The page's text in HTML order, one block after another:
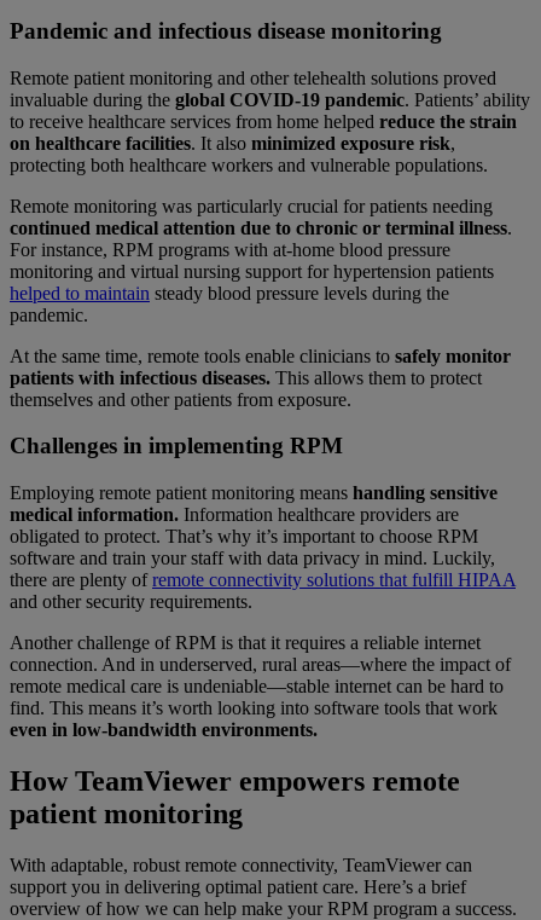
Pandemic and infectious disease monitoring
Remote patient monitoring and other telehealth solutions proved
invaluable during the global COVID-19 pandemic. Patients’ ability
to receive healthcare services from home helped reduce the strain
on healthcare facilities. It also minimized exposure risk,
protecting both healthcare workers and vulnerable populations.
Remote monitoring was particularly crucial for patients needing
continued medical attention due to chronic or terminal illness.
For instance, RPM programs with at-home blood pressure
monitoring and virtual nursing support for hypertension patients
helped to maintain steady blood pressure levels during the
pandemic.
At the same time, remote tools enable clinicians to safely monitor
patients with infectious diseases. This allows them to protect
themselves and other patients from exposure.
Challenges in implementing RPM
Employing remote patient monitoring means handling sensitive
medical information. Information healthcare providers are
obligated to protect. That’s why it’s important to choose RPM
software and train your staff with data privacy in mind. Luckily,
there are plenty ofremote connectivity solutions that fulfill HIPAA
and other security requirements.
Another challenge of RPM is that it requires a reliable internet
connection. And in underserved, rural areas—where the impact of
remote medical care is undeniable—stable internet can be hard to
find. This means it’s worth looking into software tools that work
even in low-bandwidth environments.
How TeamViewer empowers remote
patient monitoring
With adaptable, robust remote connectivity, TeamViewer can
support you in delivering optimal patient care. Here’s a brief
overview of how we can help make your RPM program a success.